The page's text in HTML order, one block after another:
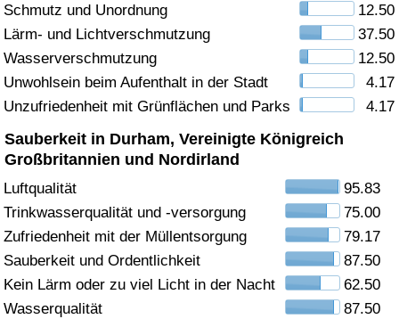
Schmutz und Unordnung
12.50
Lärm- und Lichtverschmutzung
37.50
Wasserverschmutzung
12.50
Unwohlsein beim Aufenthalt in der Stadt
4.17
Unzufriedenheit mit Grünflächen und Parks
4.17
Sauberkeit in Durham, Vereinigte Königreich
Großbritannien und Nordirland
Luftqualität
95.83
Trinkwasserqualität und -versorgung
75.00
Zufriedenheit mit der Müllentsorgung
79.17
Sauberkeit und Ordentlichkeit
87.50
Kein Lärm oder zu viel Licht in der Nacht
62.50
Wasserqualität
87.50
Kriminalitäts-Index
Kriminalitätsindex nach Land
Gesundheitsversorgungs-Index
Gesundheitsversorgungs-Index nach Land
Umweltverschmutzung